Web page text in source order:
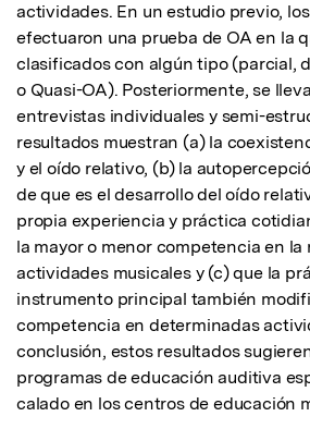
actividades. En un estudio previo,
efectuaron una prueba de OA en la
clasificados con algún tipo (parcial,
o Quasi-OA). Posteriormente, se
entrevistas individuales y semi-
resultados muestran (a) la
y el oído relativo, (b) la
de que es el desarrollo del oído
propia experiencia y práctica
la mayor o menor competencia en la
actividades musicales y (c) que la
instrumento principal también
competencia en determinadas
conclusión, estos resultados
programas de educación auditiva
calado en los centros de educación